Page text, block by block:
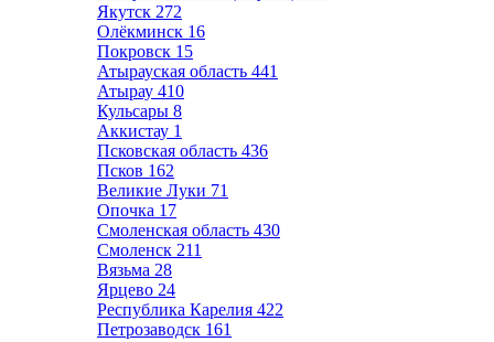
Якутск 272
Олёкминск 16
Покровск 15
Атырауская область 441
Атырау 410
Кульсары 8
Аккистау 1
Псковская область 436
Псков 162
Великие Луки 71
Опочка 17
Смоленская область 430
Смоленск 211
Вязьма 28
Ярцево 24
Республика Карелия 422
Петрозаводск 161